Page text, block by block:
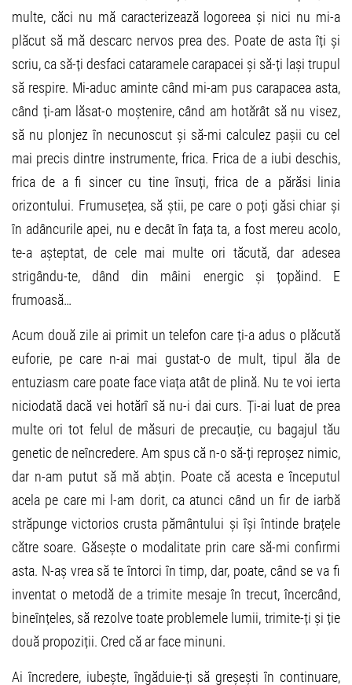
multe, căci nu mă caracterizează logoreea și nici nu mi-a
plăcut să mă descarc nervos prea des. Poate de asta îți și
scriu, ca să-ți desfaci cataramele carapacei și să-ți lași trupul
să respire. Mi-aduc aminte când mi-am pus carapacea asta,
când ți-am lăsat-o moștenire, când am hotărât să nu visez,
să nu plonjez în necunoscut și să-mi calculez pașii cu cel
mai precis dintre instrumente, frica. Frica de a iubi deschis,
frica de a fi sincer cu tine însuți, frica de a părăsi linia
orizontului. Frumusețea, să știi, pe care o poți găsi chiar și
în adâncurile apei, nu e decât în fața ta, a fost mereu acolo,
te-a așteptat, de cele mai multe ori tăcută, dar adesea
strigându-te, dând din mâini energic și țopăind. E
frumoasă…
Acum două zile ai primit un telefon care ți-a adus o plăcută
euforie, pe care n-ai mai gustat-o de mult, tipul ăla de
entuziasm care poate face viața atât de plină. Nu te voi ierta
niciodată dacă vei hotărî să nu-i dai curs. Ți-ai luat de prea
multe ori tot felul de măsuri de precauție, cu bagajul tău
genetic de neîncredere. Am spus că n-o să-ți reproșez nimic,
dar n-am putut să mă abțin. Poate că acesta e începutul
acela pe care mi l-am dorit, ca atunci când un fir de iarbă
străpunge victorios crusta pământului și își întinde brațele
către soare. Găsește o modalitate prin care să-mi confirmi
asta. N-aș vrea să te întorci în timp, dar, poate, când se va fi
inventat o metodă de a trimite mesaje în trecut, încercând,
bineînțeles, să rezolve toate problemele lumii, trimite-ți și ție
două propoziții. Cred că ar face minuni.
Ai încredere, iubește, îngăduie-ți să greșești în continuare,